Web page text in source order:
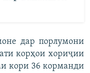
дар порлумони
корҳои хориҷии
кори 36 корманди